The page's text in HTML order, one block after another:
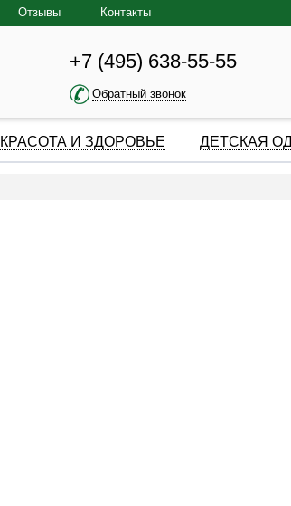
Отзывы Контакты
+7 (495) 638-55-55
Обратный звонок
КРАСОТА И ЗДОРОВЬЕ ДЕТСКАЯ